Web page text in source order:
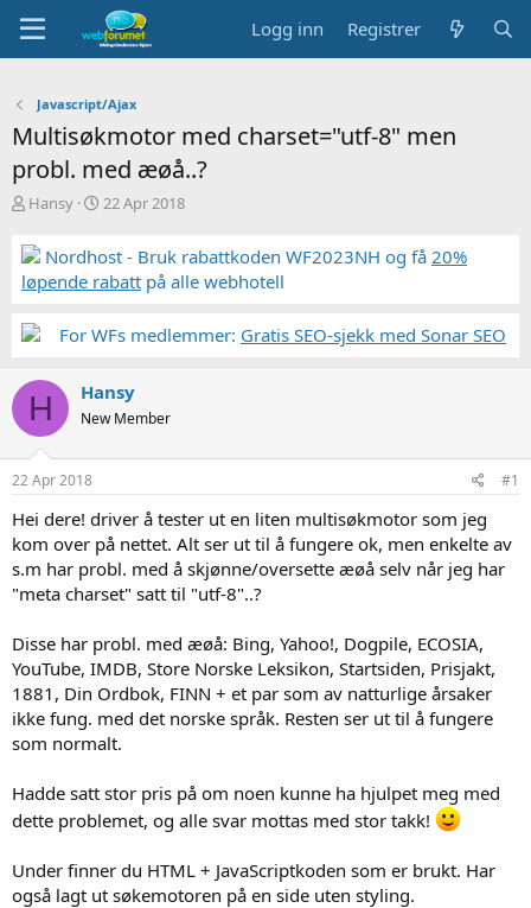
Logg inn Registrer
Javascript/Ajax
Multisøkmotor med charset="utf-8" men
probl. med æøå..?
T
å
d
s
a
e
r
Hansy
S
r
t
a
22 Apr 2018
Nordhost - Bruk rabattkoden WF2023NH og få 20%
løpende rabatt på alle webhotell
For WFs medlemmer: Gratis SEO-sjekk med Sonar SEO
H Hansy
New Member
22 Apr 2018 #1
Hei dere! driver å tester ut en liten multisøkmotor som jeg
kom over på nettet. Alt ser ut til å fungere ok, men enkelte av
s.m har probl. med å skjønne/oversette æøå selv når jeg har
"meta charset" satt til "utf-8"..?
Disse har probl. med æøå: Bing, Yahoo!, Dogpile, ECOSIA,
YouTube, IMDB, Store Norske Leksikon, Startsiden, Prisjakt,
1881, Din Ordbok, FINN + et par som av natturlige årsaker
ikke fung. med det norske språk. Resten ser ut til å fungere
som normalt.
Hadde satt stor pris på om noen kunne ha hjulpet meg med
dette problemet, og alle svar mottas med stor takk!
Under finner du HTML + JavaScriptkoden som er brukt. Har
også lagt ut søkemotoren på en side uten styling.